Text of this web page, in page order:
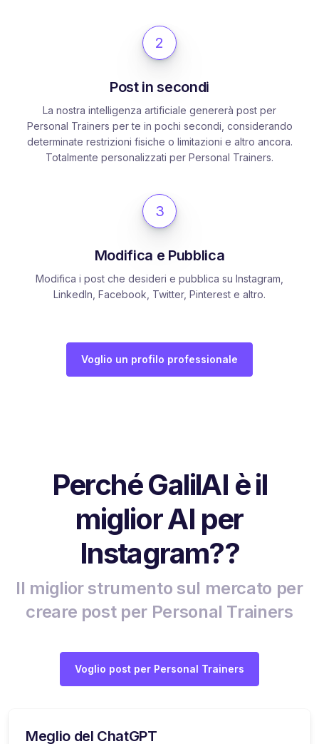
2
Post in secondi
La nostra intelligenza artificiale genererà post per
Personal Trainers per te in pochi secondi, considerando
determinate restrizioni fisiche o limitazioni e altro ancora.
Totalmente personalizzati per Personal Trainers.
3
Modifica e Pubblica
Modifica i post che desideri e pubblica su Instagram,
LinkedIn, Facebook, Twitter, Pinterest e altro.
Voglio un profilo professionale
Perché GalilAI è il
miglior AI per
Instagram??
Il miglior strumento sul mercato per
creare post per Personal Trainers
Voglio post per Personal Trainers
Meglio del ChatGPT